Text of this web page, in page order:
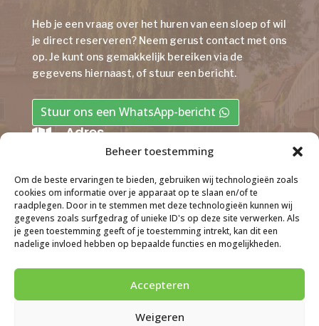
Beheer toestemming
Om de beste ervaringen te bieden, gebruiken wij technologieën zoals
cookies om informatie over je apparaat op te slaan en/of te
raadplegen. Door in te stemmen met deze technologieën kunnen wij
gegevens zoals surfgedrag of unieke ID's op deze site verwerken. Als
je geen toestemming geeft of je toestemming intrekt, kan dit een
nadelige invloed hebben op bepaalde functies en mogelijkheden.
Accepteren
Weigeren
Heb je een vraag over het huren van een sloep of wil
je direct reserveren? Neem gerust contact met ons
op. Je kunt ons gemakkelijk bereiken via de
gegevens hiernaast, of stuur een bericht.
Stuur ons een WhatsApp-bericht
 Adres
Noordzijde 22 • 4225 PH • Noordeloos
 Email
sloepverhuurdegiessen@hotmail.com
 Telefoon
© Sloepverhuur de Giessen |Website door VHDS